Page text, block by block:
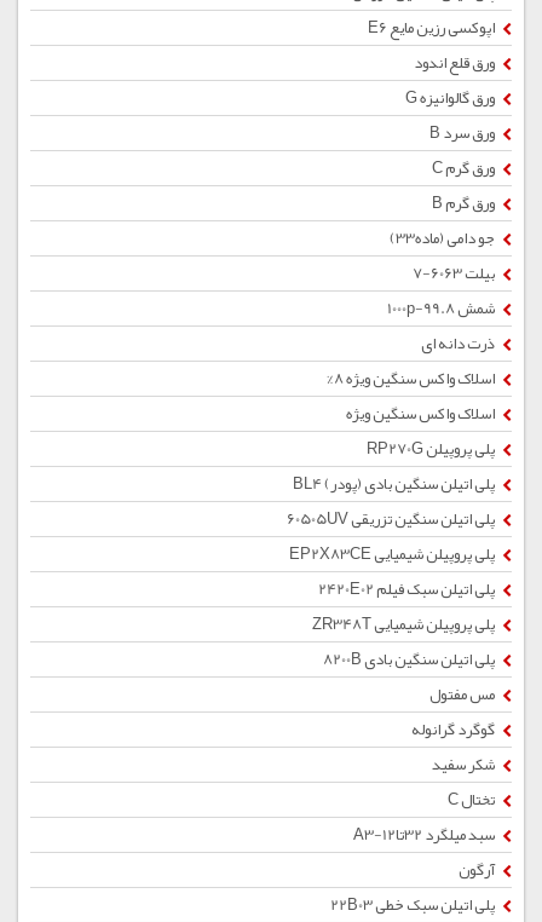
اپوکسی رزین مایع E6
ورق قلع اندود
ورق گالوانیزه G
ورق سرد B
ورق گرم C
ورق گرم B
جو دامی (ماده33)
بیلت 6063-7
شمش 1000p-99.8
ذرت دانه ای
اسلاک واکس سنگین ویژه 8%
اسلاک واکس سنگین ویژه
پلی پروپیلن RP270G
پلی اتیلن سنگین بادی (پودر) BL4
پلی اتیلن سنگین تزریقی 60505UV
پلی پروپیلن شیمیایی EP2X83CE
پلی اتیلن سبک فیلم 2420E02
پلی پروپیلن شیمیایی ZR348T
پلی اتیلن سنگین بادی 8200B
مس مفتول
گوگرد گرانوله
شکر سفید
تختال C
سبد میلگرد 32تا12-A3
آرگون
پلی اتیلن سبک خطی 22B03